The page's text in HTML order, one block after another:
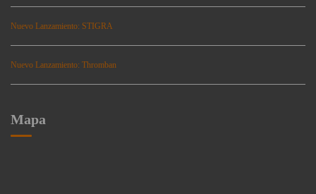
Nuevo Lanzamiento: STIGRA
Nuevo Lanzamiento: Thromban
Mapa